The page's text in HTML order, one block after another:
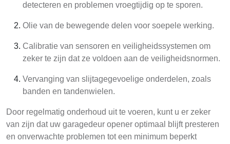
detecteren en problemen vroegtijdig op te sporen.
Olie van de bewegende delen voor soepele werking.
Calibratie van sensoren en veiligheidssystemen om
zeker te zijn dat ze voldoen aan de veiligheidsnormen.
Vervanging van slijtagegevoelige onderdelen, zoals
banden en tandenwielen.
Door regelmatig onderhoud uit te voeren, kunt u er zeker
van zijn dat uw garagedeur opener optimaal blijft presteren
en onverwachte problemen tot een minimum beperkt